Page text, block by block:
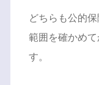
どちらも公的
範囲を確かめ
す。